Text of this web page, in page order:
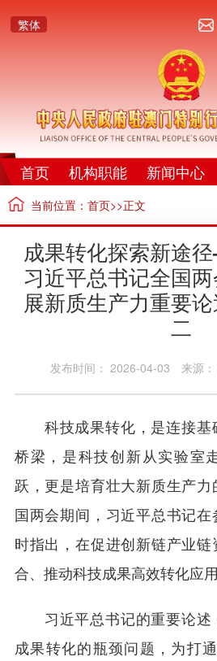
繁体
首页 机构职能 新闻中心
当前位置： 首页>>正文
成果转化探索新途
习近平总书记全国
展新质生产力重要
二
发布时间： 2026-04-03 来源
科技成果转化，是连接基
桥梁，是科技创新从实验室
跃，更是培育壮大新质生产
国两会期间，习近平总书记
时指出，在促进创新链产业
合、推动科技成果高效转化应
习近平总书记的重要论述
成果转化的瓶颈问题，为打